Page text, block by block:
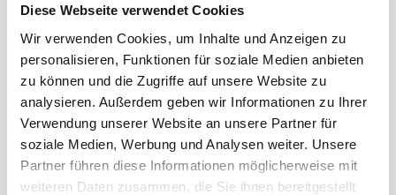
Diese Webseite verwendet Cookies
Wir verwenden Cookies, um Inhalte und Anzeigen zu
personalisieren, Funktionen für soziale Medien anbieten
zu können und die Zugriffe auf unsere Website zu
analysieren. Außerdem geben wir Informationen zu Ihrer
Verwendung unserer Website an unsere Partner für
soziale Medien, Werbung und Analysen weiter. Unsere
Partner führen diese Informationen möglicherweise mit
weiteren Daten zusammen, die Sie ihnen bereitgestellt